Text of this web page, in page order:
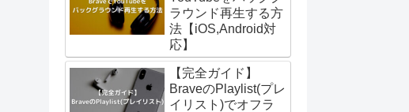
ラウンド再生する方
法【iOS,Android対
応】
【完全ガイド】
BraveのPlaylist(プレ
イリスト)でオフラ